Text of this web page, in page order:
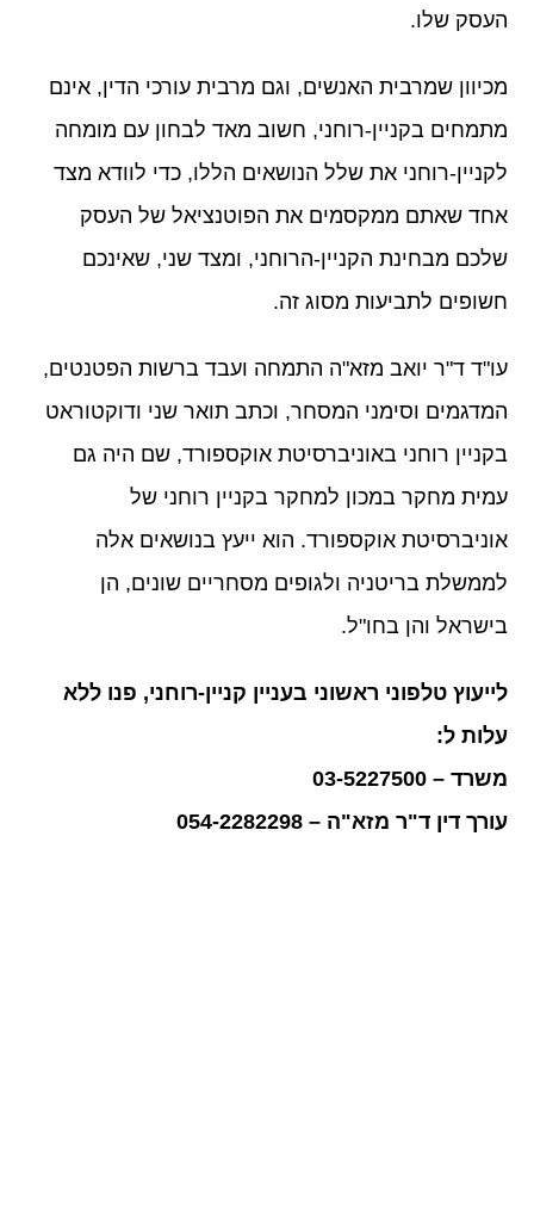
העסק שלו.
מכיוון שמרבית האנשים, וגם מרבית עורכי הדין, אינם
מתמחים בקניין-רוחני, חשוב מאד לבחון עם מומחה
לקניין-רוחני את שלל הנושאים הללו, כדי לוודא מצד
אחד שאתם ממקסמים את הפוטנציאל של העסק
שלכם מבחינת הקניין-הרוחני, ומצד שני, שאינכם
חשופים לתביעות מסוג זה.
עו"ד ד"ר יואב מזא"ה התמחה ועבד ברשות הפטנטים,
המדגמים וסימני המסחר, וכתב תואר שני ודוקטוראט
בקניין רוחני באוניברסיטת אוקספורד, שם היה גם
עמית מחקר במכון למחקר בקניין רוחני של
אוניברסיטת אוקספורד. הוא ייעץ בנושאים אלה
לממשלת בריטניה ולגופים מסחריים שונים, הן
בישראל והן בחו"ל.
לייעוץ טלפוני ראשוני בעניין קניין-רוחני, פנו ללא
עלות ל:
משרד – 03-5227500
עורך דין ד"ר מזא"ה – 054-2282298